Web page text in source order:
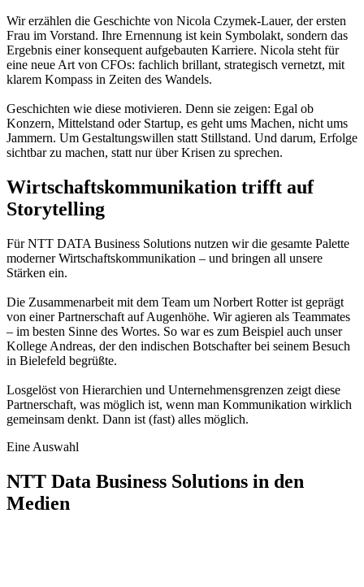
Wir erzählen die Geschichte von Nicola Czymek-Lauer, der ersten
Frau im Vorstand. Ihre Ernennung ist kein Symbolakt, sondern das
Ergebnis einer konsequent aufgebauten Karriere. Nicola steht für
eine neue Art von CFOs: fachlich brillant, strategisch vernetzt, mit
klarem Kompass in Zeiten des Wandels.
Geschichten wie diese motivieren. Denn sie zeigen: Egal ob
Konzern, Mittelstand oder Startup, es geht ums Machen, nicht ums
Jammern. Um Gestaltungswillen statt Stillstand. Und darum, Erfolge
sichtbar zu machen, statt nur über Krisen zu sprechen.
Wirtschaftskommunikation trifft auf
Storytelling
Für NTT DATA Business Solutions nutzen wir die gesamte Palette
moderner Wirtschaftskommunikation – und bringen all unsere
Stärken ein.
Die Zusammenarbeit mit dem Team um Norbert Rotter ist geprägt
von einer Partnerschaft auf Augenhöhe. Wir agieren als Teammates
– im besten Sinne des Wortes. So war es zum Beispiel auch unser
Kollege Andreas, der den indischen Botschafter bei seinem Besuch
in Bielefeld begrüßte.
Losgelöst von Hierarchien und Unternehmensgrenzen zeigt diese
Partnerschaft, was möglich ist, wenn man Kommunikation wirklich
gemeinsam denkt. Dann ist (fast) alles möglich.
Eine Auswahl
NTT Data Business Solutions in den
Medien